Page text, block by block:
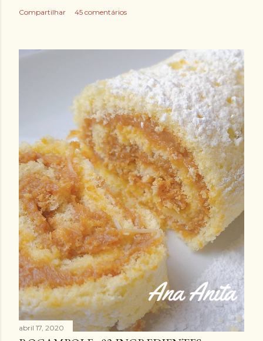
Compartilhar 45 comentários
abril 17, 2020